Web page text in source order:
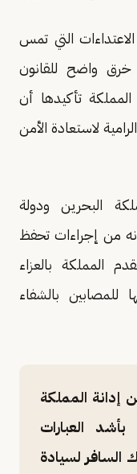
التي تمس
خرق واضح للقانون
المملكة تأكيدها أن
لاستعادة الأمن
البحرين ودولة
من إجراءات تحفظ
المملكة بالعزاء
للمصابين بالشفاء
إدانة المملكة
بأشد العبارات
السافر لسيادة